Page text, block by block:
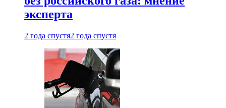
эксперта
2 года спустя2 года спустя